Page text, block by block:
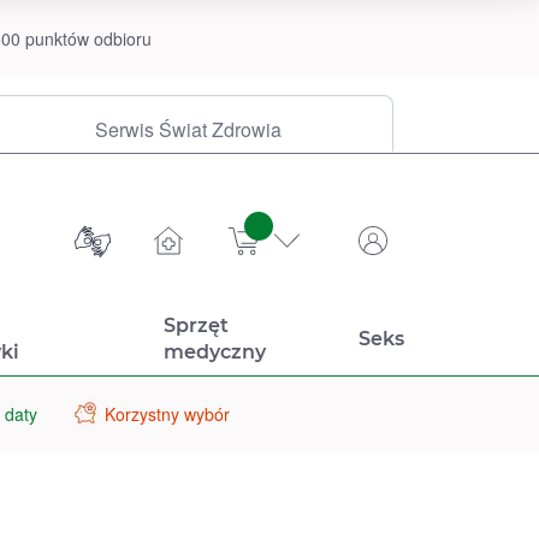
punktów odbioru
Serwis Świat Zdrowia
sztuk
Sprzęt
medyczny
Seks
daty Korzystny wybór